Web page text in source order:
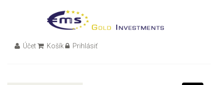
Účet Košík Prihlásiť